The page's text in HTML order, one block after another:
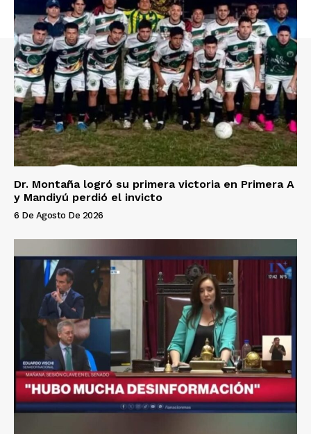
Dr. Montaña logró su primera victoria en Primera A
y Mandiyú perdió el invicto
6 De Agosto De 2026